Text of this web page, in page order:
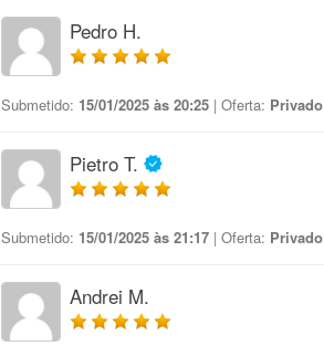
Pedro H.
Submetido: 15/01/2025 às 20:25 | Oferta: Privado
Pietro T.
Submetido: 15/01/2025 às 21:17 | Oferta: Privado
Andrei M.